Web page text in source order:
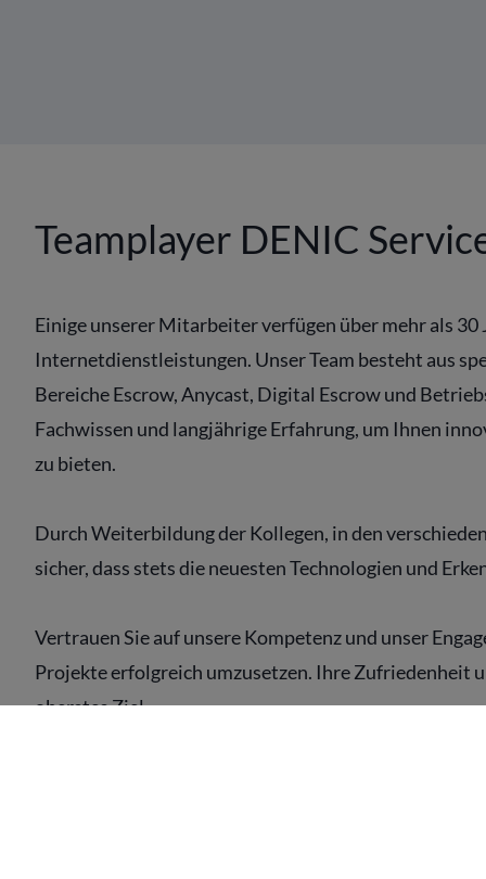
Teamplayer DENIC
Einige unserer Mitarbeiter verfügen über mehr als 30
Internetdienstleistungen. Unser Team besteht aus
Bereiche Escrow, Anycast, Digital Escrow und
Fachwissen und langjährige Erfahrung, um Ihnen
zu bieten.
Durch Weiterbildung der Kollegen, in den
sicher, dass stets die neuesten Technologien und
Vertrauen Sie auf unsere Kompetenz und unser
Projekte erfolgreich umzusetzen. Ihre Zufriedenheit
oberstes Ziel.